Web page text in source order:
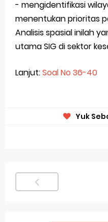
- mengidentifikasi
menentukan prioritas
Analisis spasial inilah
utama SIG di sektor
Lanjut:Soal No 36-40
Yuk